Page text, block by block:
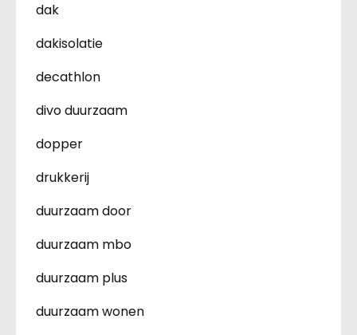
dak
dakisolatie
decathlon
divo duurzaam
dopper
drukkerij
duurzaam door
duurzaam mbo
duurzaam plus
duurzaam wonen